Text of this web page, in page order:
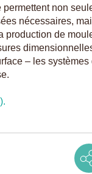
non
nécessaires,
production de
– les systèmes